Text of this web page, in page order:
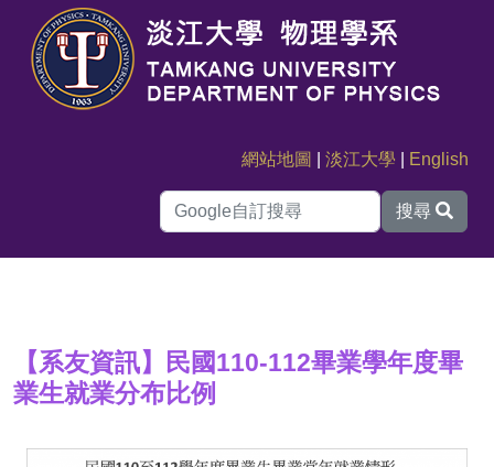
網站地圖 |淡江大學 English
搜尋
【系友資訊】民國110-112畢業學年度畢
業生就業分布比例